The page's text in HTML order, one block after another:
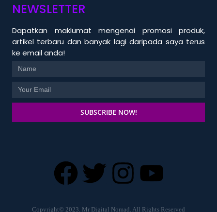
NEWSLETTER
Dapatkan maklumat mengenai promosi produk,
artikel terbaru dan banyak lagi daripada saya terus
ke email anda!
SUBSCRIBE NOW!
Copyright© 2023. Mr Digital Nomad. All Rights Reserved